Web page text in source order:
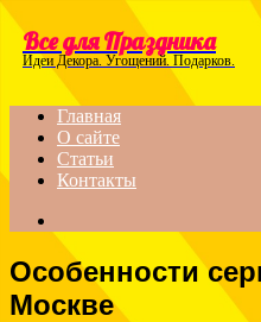
Menu
Все для Праздника
Идеи Декора. Угощений. Подарков.
Главная
О сайте
Статьи
Контакты
for
Особенности
Москве